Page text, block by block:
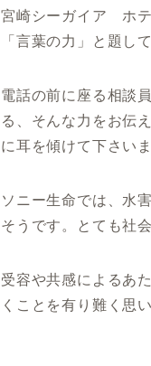
宮崎シーガイア ホ
「言葉の力」と題し
電話の前に座る相談
る、そんな力をお伝
に耳を傾けて下さいま
ソニー生命では、水
そうです。とても社
受容や共感によるあ
くことを有り難く思い